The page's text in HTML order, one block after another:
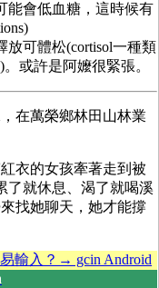
能會低血糖，這時候有
可體松(cortisol一種類
或許是阿嬤很緊張。
在萬榮鄉林田山林業
衣的女孩牽著走到被
了就休息、渴了就喝溪
找她聊天，她才能撐
輸入？→ gcin Android